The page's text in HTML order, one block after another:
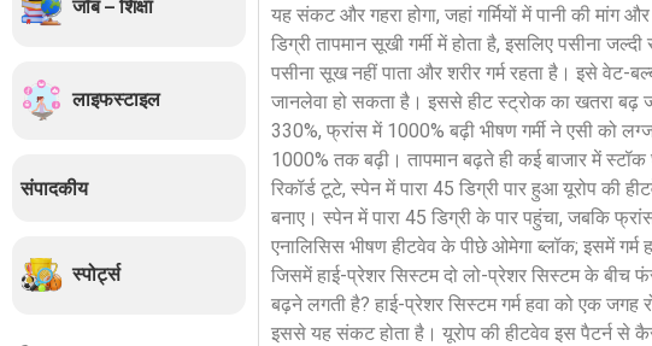
जॉब – शिक्षा
लाइफस्टाइल
संपादकीय
स्पोर्ट्स
यह संकट और गहरा होगा, जहां गर्मियों में पानी की
डिग्री तापमान सूखी गर्मी में होता है, इसलिए पसीना
पसीना सूख नहीं पाता और शरीर गर्म रहता है। इसे
जानलेवा हो सकता है। इससे हीट स्ट्रोक का खतरा
330%, फ्रांस में 1000% बढ़ी भीषण गर्मी ने एसी को
1000% तक बढ़ी। तापमान बढ़ते ही कई बाजार में
रिकॉर्ड टूटे, स्पेन में पारा 45 डिग्री पार हुआ यूरोप की
बनाए। स्पेन में पारा 45 डिग्री के पार पहुंचा, जबकि
एनालिसिस भीषण हीटवेव के पीछे ओमेगा ब्लॉक; इसमें गर्म
जिसमें हाई-प्रेशर सिस्टम दो लो-प्रेशर सिस्टम के बीच
बढ़ने लगती है? हाई-प्रेशर सिस्टम गर्म हवा को एक जगह
इससे यह संकट होता है। यूरोप की हीटवेव इस पैटर्न से